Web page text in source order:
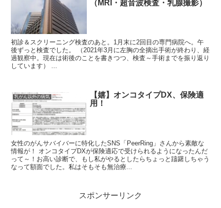
（MRI・超音波検査・乳腺撮影）
初診＆スクリーニング検査のあと。1月末に2回目の専門病院へ。午
後ずっと検査でした。 （2021年3月に左胸の全摘出手術が終わり、経
過観察中。現在は術後のことを書きつつ、検査～手術までを振り返り
しています） ...
乳がん以外の病気
【嬉】オンコタイプDX、保険適
用！
女性のがんサバイバーに特化したSNS「PeerRing」さんから素敵な
情報が！ オンコタイプDXが保険適応で受けられるようになったんだ
って～！お高い診断で、もし私がやるとしたらちょっと躊躇しちゃう
なって額面でした。私はそもそも無治療...
スポンサーリンク